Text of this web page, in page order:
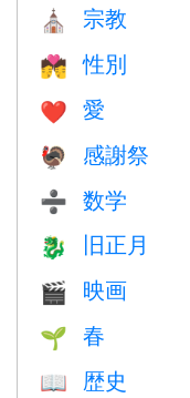
⛪️ 宗教
💏 性別
❤️️ 愛
🦃 感謝祭
➗ 数学
🐉 旧正月
🎬 映画
🌱 春
📖 歴史